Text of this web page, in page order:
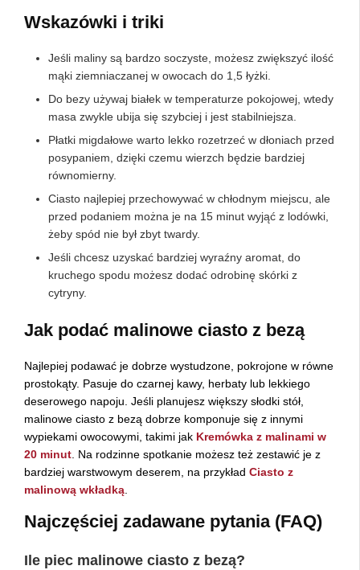
Wskazówki i triki
Jeśli maliny są bardzo soczyste, możesz zwiększyć ilość
mąki ziemniaczanej w owocach do 1,5 łyżki.
Do bezy używaj białek w temperaturze pokojowej, wtedy
masa zwykle ubija się szybciej i jest stabilniejsza.
Płatki migdałowe warto lekko rozetrzeć w dłoniach przed
posypaniem, dzięki czemu wierzch będzie bardziej
równomierny.
Ciasto najlepiej przechowywać w chłodnym miejscu, ale
przed podaniem można je na 15 minut wyjąć z lodówki,
żeby spód nie był zbyt twardy.
Jeśli chcesz uzyskać bardziej wyraźny aromat, do
kruchego spodu możesz dodać odrobinę skórki z
cytryny.
Jak podać malinowe ciasto z bezą
Najlepiej podawać je dobrze wystudzone, pokrojone w równe
prostokąty. Pasuje do czarnej kawy, herbaty lub lekkiego
deserowego napoju. Jeśli planujesz większy słodki stół,
malinowe ciasto z bezą dobrze komponuje się z innymi
wypiekami owocowymi, takimi jak Kremówka z malinami w
20 minut . Na rodzinne spotkanie możesz też zestawić je z
bardziej warstwowym deserem, na przykład Ciasto z
malinową wkładką
Najczęściej zadawane pytania (FAQ)
Ile piec malinowe ciasto z bezą?